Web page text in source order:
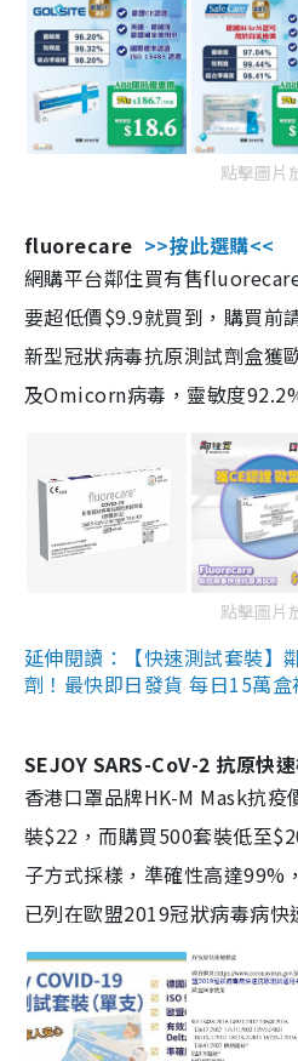
點擊圖片
fluorecare >>按此選購<<
網購平台鄰住買有售
要超低價$9.9就買到，購買前
新型冠狀病毒抗原測試劑盒獲
及Omicorn病毒，靈敏度
點擊圖片
延伸閱讀：【快速測試套裝】
劑！最快即日發貨 每日15萬盒
SEJOY SARS-CoV-2 抗原快
香港口罩品牌HK-M Mask抗疫
裝$22，而購買500套裝低至
子方式採樣，準確性高達99%
已列在歐盟2019冠狀病毒病快